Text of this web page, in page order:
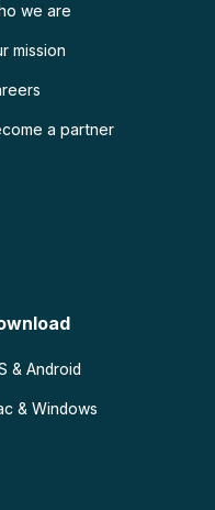
we are
mission
a partner
& Android
& Windows